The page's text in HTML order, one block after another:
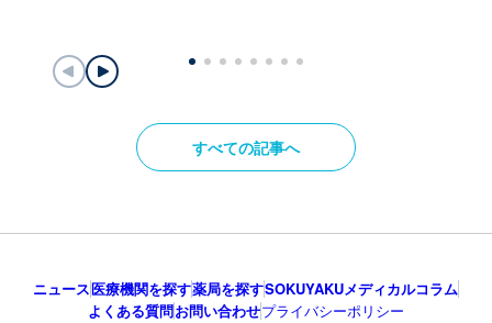
すべての記事へ
ニュース医療機関を探す薬局を探すSOKUYAKUメディカルコラム
よくある質問お問い合わせプライバシーポリシー